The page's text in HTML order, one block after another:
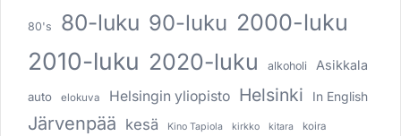
80's 80-luku 90-luku 2000-luku
2010-luku 2020-luku alkoholi Asikkala
auto elokuva Helsingin yliopisto Helsinki In English
Järvenpää kesä Kino Tapiola kirkko kitara koira